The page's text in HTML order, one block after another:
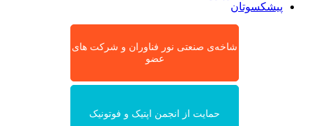
پیشکسوتان
شاخه‌ی صنعتی نور فناوران و شرکت های
عضو
حمایت از انجمن اپتیک و فوتونیک